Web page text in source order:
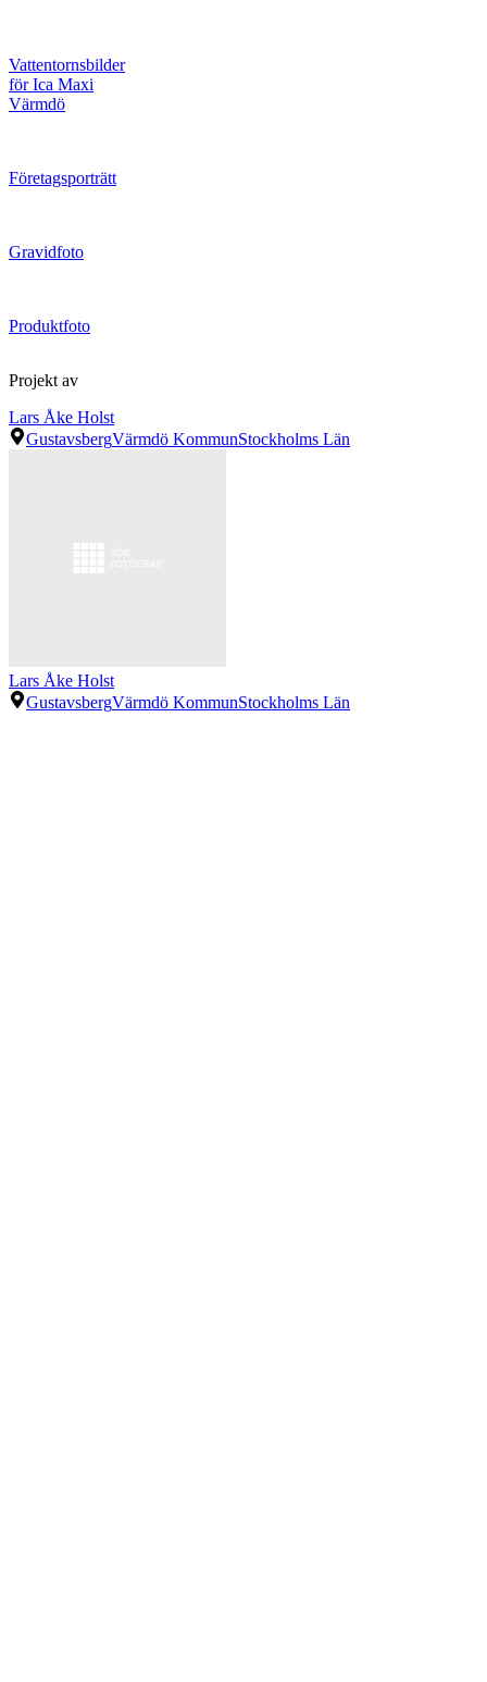
Vattentornsbilder
för Ica Maxi
Värmdö
Företagsporträtt
Gravidfoto
Produktfoto
Projekt av
Lars Åke Holst
GustavsbergVärmdö KommunStockholms Län
Lars Åke Holst
GustavsbergVärmdö KommunStockholms Län